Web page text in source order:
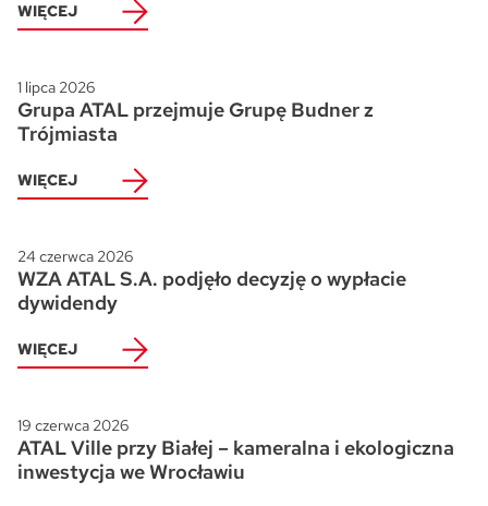
WIĘCEJ
1 lipca 2026
Grupa ATAL przejmuje Grupę Budner z
Trójmiasta
WIĘCEJ
24 czerwca 2026
WZA ATAL S.A. podjęło decyzję o wypłacie
dywidendy
WIĘCEJ
19 czerwca 2026
ATAL Ville przy Białej – kameralna i ekologiczna
inwestycja we Wrocławiu